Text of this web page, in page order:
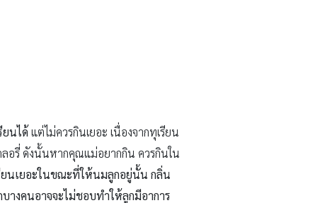
นได้ แต่ไม่ควรกินเยอะ เนื่องจากทุเรียน
อรี่ ดังนั้นหากคุณแม่อยากกิน ควรกินใน
ยนเยอะในขณะที่ให้นมลูกอยู่นั้น กลิ่น
งคนอาจจะไม่ชอบทำให้ลูกมีอาการ